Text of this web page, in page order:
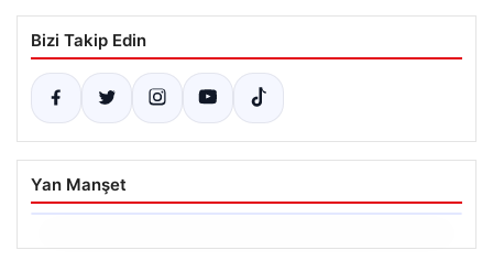
Bizi Takip Edin
Yan Manşet
06.08.2026